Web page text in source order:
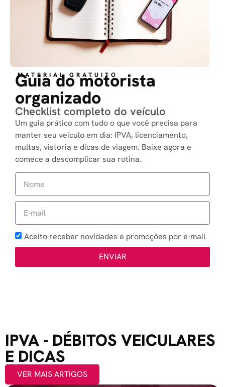
MATERIAL GRATUITO
Guia do motorista
organizado
Checklist completo do veículo
Um guia prático com tudo o que você precisa para
manter seu veículo em dia: IPVA, licenciamento,
multas, vistoria e dicas de viagem. Baixe agora e
comece a descomplicar sua rotina.
Aceito receber novidades e promoções por e-mail
ENVIAR
IPVA - DÉBITOS VEICULARES
E DICAS
VER MAIS ARTIGOS